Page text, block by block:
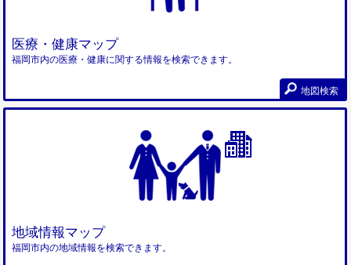
医療・健康マップ
福岡市内の医療・健康に関する情報を検索できます。
地図検索
地域情報マップ
福岡市内の地域情報を検索できます。